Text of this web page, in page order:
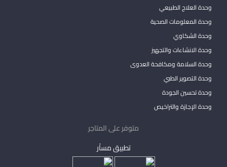
وحدة العلاج الطبيعي
وحدة المعلومات الصحية
وحدة الشكاوي
وحدة الانشاءات والتجهيز
وحدة السلامة ومكافحة العدوى
وحدة التصوير الطبي
وحدة تحسين الجودة
وحدة الإجازة والتراخيص
متوفر على المتاجر
تطبيق مساْر